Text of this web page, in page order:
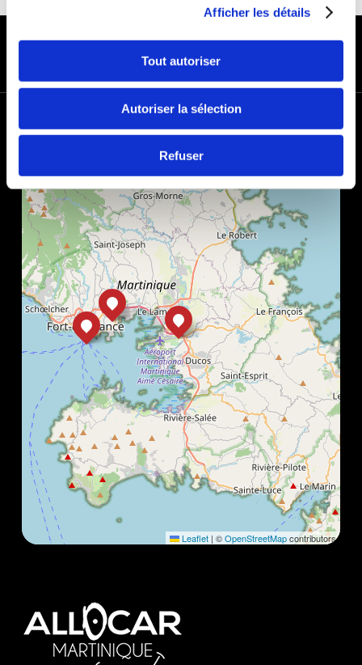
Afficher les détails
Tout autoriser
Autoriser la sélection
Refuser
Leaflet | ©OpenStreetMapcontributors